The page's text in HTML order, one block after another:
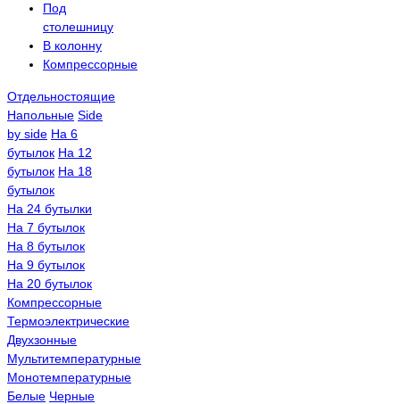
Под
столешницу
В колонну
Компрессорные
Отдельностоящие
Напольные Side
by side На 6
бутылок На 12
бутылок На 18
бутылок
На 24 бутылки
На 7 бутылок
На 8 бутылок
На 9 бутылок
На 20 бутылок
Компрессорные
Термоэлектрические
Двухзонные
Мультитемпературные
Монотемпературные
Белые Черные